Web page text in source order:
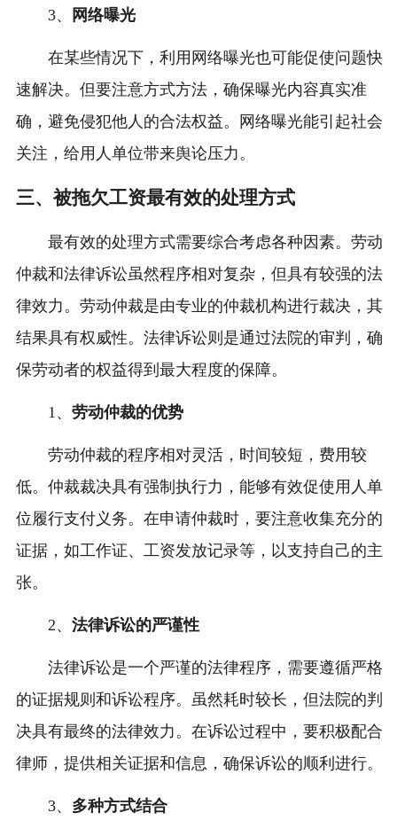
3、 网络曝光
在某些情况下，利用网络曝光也可能促使问题快
速解决。但要注意方式方法，确保曝光内容真实准
确，避免侵犯他人的合法权益。网络曝光能引起社会
关注，给用人单位带来舆论压力。
三、被拖欠工资最有效的处理方式
最有效的处理方式需要综合考虑各种因素。劳动
仲裁和法律诉讼虽然程序相对复杂，但具有较强的法
律效力。劳动仲裁是由专业的仲裁机构进行裁决，其
结果具有权威性。法律诉讼则是通过法院的审判，确
保劳动者的权益得到最大程度的保障。
1、 劳动仲裁的优势
劳动仲裁的程序相对灵活，时间较短，费用较
低。仲裁裁决具有强制执行力，能够有效促使用人单
位履行支付义务。在申请仲裁时，要注意收集充分的
证据，如工作证、工资发放记录等，以支持自己的主
张。
2、 法律诉讼的严谨性
法律诉讼是一个严谨的法律程序，需要遵循严格
的证据规则和诉讼程序。虽然耗时较长，但法院的判
决具有最终的法律效力。在诉讼过程中，要积极配合
律师，提供相关证据和信息，确保诉讼的顺利进行。
3、 多种方式结合